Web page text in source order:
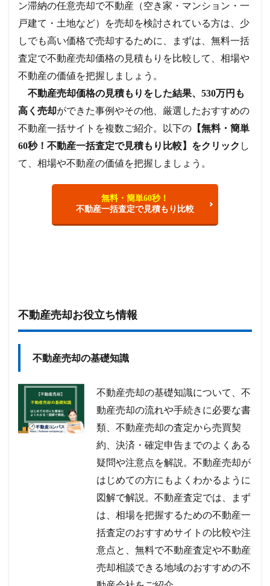
ン滞納の任意売却で不動産（空き家・マンション・一
戸建て・土地など）を売却を検討されている方は、少
しでも高い価格で売却するために、まずは、無料一括
査定で不動産売却価格の見積もりを比較して、相場や
不動産の価値を把握しましょう。
不動産売却価格の見積もりをした結果、530万円も
高く売却ができた事例やその他、厳選したおすすめの
不動産一括サイトを複数ご紹介。以下の 【無料・簡単
60秒！不動産一括査定で見積もり比較】をクリック し
て、相場や不動産の価値を把握しましょう。
無料・簡単60秒！
不動産一括査定で見積もり比較
不動産売却お役立ち情報
不動産売却の基礎知識
不動産売却の基礎知識について、不
動産売却の流れや手続きに必要な書
類、不動産売却の査定から売買契
約、決済・確定申告までのよくある
疑問や注意点を解説。不動産売却が
はじめての方にもよくわかるように
図解で解説。不動産査定では、まず
は、相場を把握するための不動産一
括査定のおすすめサイトの比較や注
意点と、無料で不動産査定や不動産
売却相談できる地域のおすすめの不